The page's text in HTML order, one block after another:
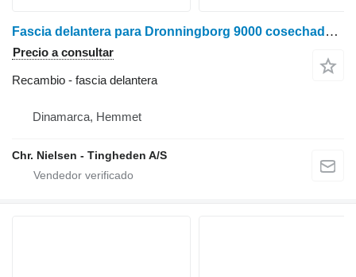
Fascia delantera para Dronningborg 9000 cosechadora de cereales
Precio a consultar
Recambio - fascia delantera
Dinamarca, Hemmet
Chr. Nielsen - Tingheden A/S